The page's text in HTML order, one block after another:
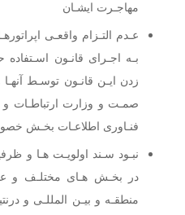
مهاجـرت ایشـان
عـدم التـزام واقعـی
بـه اجـرای قانـون اسـتفاده
زدن ایـن قانـون توسـط
صمـت و وزارت ارتباطـات و
فنـاوری اطلاعـات بخـش
نبـود سـند اولویـت هـا و
در بخـش هـای مختلـف و
منطقـه و بیـن المللـی و